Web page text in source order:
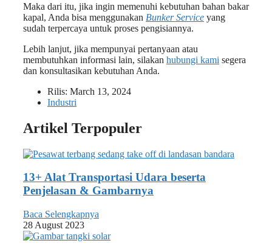
Maka dari itu, jika ingin memenuhi kebutuhan bahan bakar
kapal, Anda bisa menggunakan Bunker Service yang
sudah terpercaya untuk proses pengisiannya.
Lebih lanjut, jika mempunyai pertanyaan atau
membutuhkan informasi lain, silakan hubungi kami segera
dan konsultasikan kebutuhan Anda.
Rilis: March 13, 2024
Industri
Artikel Terpopuler
13+ Alat Transportasi Udara beserta
Penjelasan & Gambarnya
Baca Selengkapnya
28 August 2023